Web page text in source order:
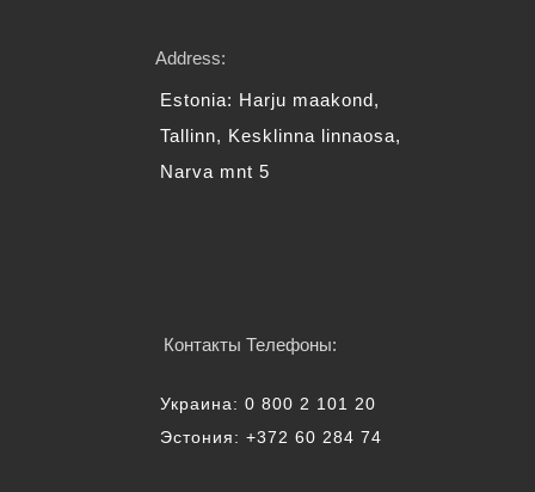
Address:
Контакты Телефоны:
Estonia: Harju maakond,
Tallinn, Kesklinna linnaosa,
Narva mnt 5
Украина: 0 800 2 101 20
Эстония: +372 60 284 74